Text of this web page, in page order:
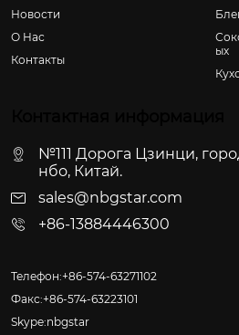
Новости
О Hас
Контакты
ых
№111 Дорога Цзинци,
нбо, Китай.
sales@nbgstar.com
+86-13884446300
Телефон:+86-574-63271102
Факс:+86-574-63223101
Skype:nbgstar